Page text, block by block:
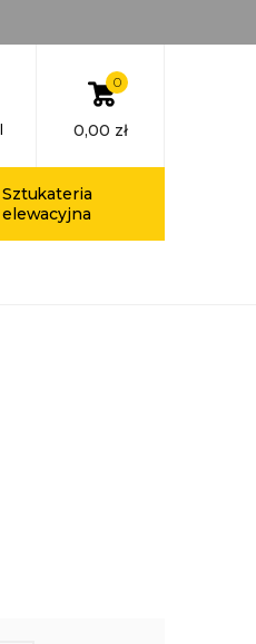
0
0,00 zł
Sztukateria
elewacyjna